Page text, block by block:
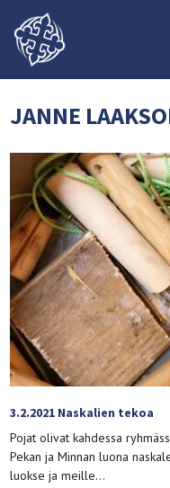
JANNE
3.2.2021 Naskalien tekoa
Pojat olivat kahdessa
Pekan ja Minnan luona
luokse ja meille…